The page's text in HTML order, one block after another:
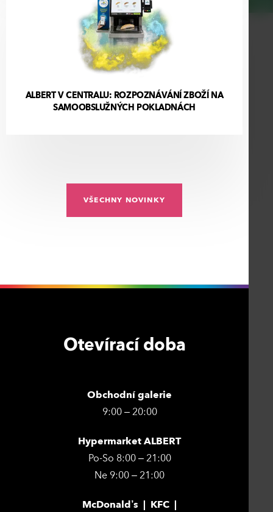
ALBERT V CENTRALU: ROZPOZNÁVÁNÍ ZBOŽÍ NA
SAMOOBSLUŽNÝCH POKLADNÁCH
VŠECHNY NOVINKY
Otevírací doba
Obchodní galerie
9:00 – 20:00
Hypermarket ALBERT
Po-So 8:00 – 21:00
Ne 9:00 – 21:00
McDonald’s | KFC |